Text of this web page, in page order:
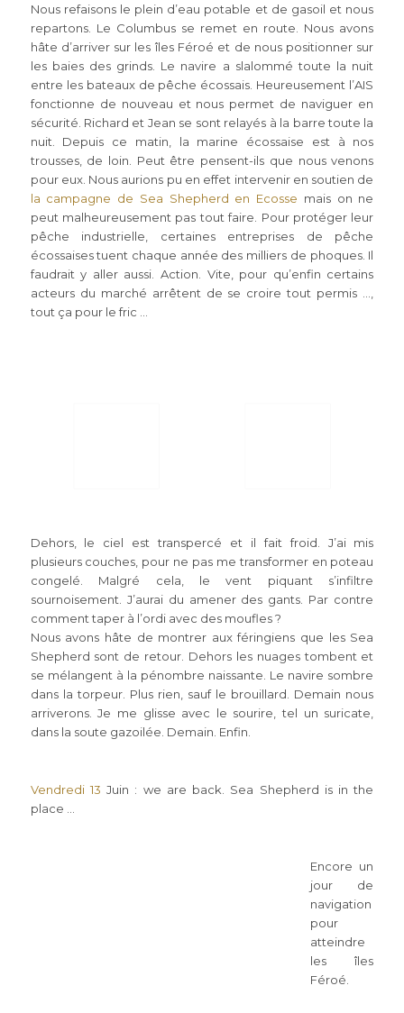
Nous refaisons le plein d’eau potable et de gasoil et nous
repartons. Le Columbus se remet en route. Nous avons
hâte d’arriver sur les îles Féroé et de nous positionner sur
les baies des grinds. Le navire a slalommé toute la nuit
entre les bateaux de pêche écossais. Heureusement l’AIS
fonctionne de nouveau et nous permet de naviguer en
sécurité. Richard et Jean se sont relayés à la barre toute la
nuit. Depuis ce matin, la marine écossaise est à nos
trousses, de loin. Peut être pensent-ils que nous venons
pour eux. Nous aurions pu en effet intervenir en soutien de
la campagne de Sea Shepherd en Ecosse mais on ne
peut malheureusement pas tout faire. Pour protéger leur
pêche industrielle, certaines entreprises de pêche
écossaises tuent chaque année des milliers de phoques. Il
faudrait y aller aussi. Action. Vite, pour qu’enfin certains
acteurs du marché arrêtent de se croire tout permis …,
tout ça pour le fric …
Dehors, le ciel est transpercé et il fait froid. J’ai mis
plusieurs couches, pour ne pas me transformer en poteau
congelé. Malgré cela, le vent piquant s’infiltre
sournoisement. J’aurai du amener des gants. Par contre
comment taper à l’ordi avec des moufles ?
Nous avons hâte de montrer aux féringiens que les Sea
Shepherd sont de retour. Dehors les nuages tombent et
se mélangent à la pénombre naissante. Le navire sombre
dans la torpeur. Plus rien, sauf le brouillard. Demain nous
arriverons. Je me glisse avec le sourire, tel un suricate,
dans la soute gazoilée. Demain. Enfin.
Vendredi 13 Juin : we are back. Sea Shepherd is in the
place …
Encore un
jour de
navigation
pour
atteindre
les îles
Féroé.